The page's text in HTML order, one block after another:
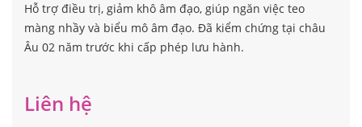
Hỗ trợ điều trị, giảm khô âm đạo, giúp ngăn việc teo
màng nhầy và biểu mô âm đạo. Đã kiểm chứng tại châu
Âu 02 năm trước khi cấp phép lưu hành.
Liên hệ